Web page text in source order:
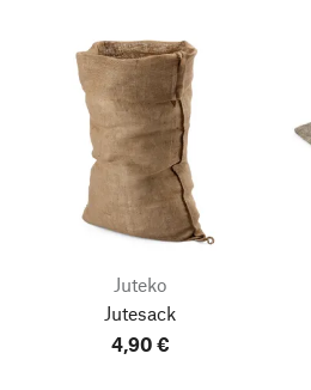
Juteko
Jutesack
4,90 €